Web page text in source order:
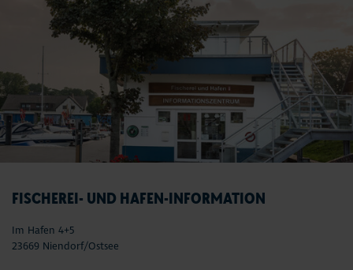
FISCHEREI- UND HAFEN-INFORMATION
Im Hafen 4+5
23669 Niendorf/Ostsee